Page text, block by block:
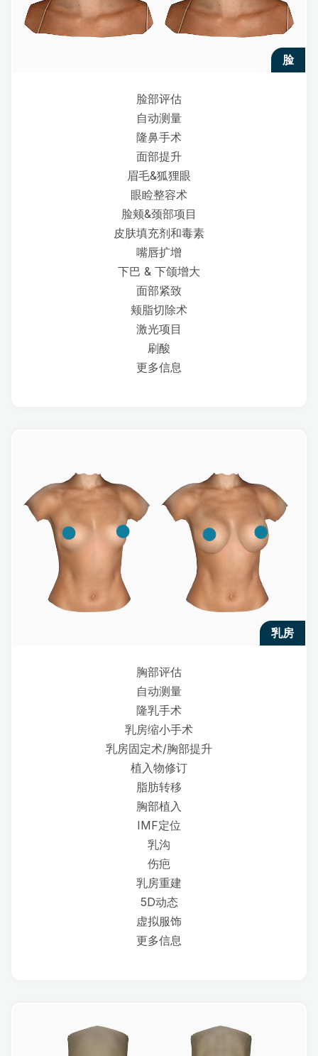
脸
脸部评估
自动测量
隆鼻手术
面部提升
眉毛&狐狸眼
眼睑整容术
脸颊&颈部项目
皮肤填充剂和毒素
嘴唇扩增
下巴 & 下颌增大
面部紧致
颊脂切除术
激光项目
刷酸
更多信息
乳房
胸部评估
自动测量
隆乳手术
乳房缩小手术
乳房固定术/胸部提升
植入物修订
脂肪转移
胸部植入
IMF定位
乳沟
伤疤
乳房重建
5D动态
虚拟服饰
更多信息